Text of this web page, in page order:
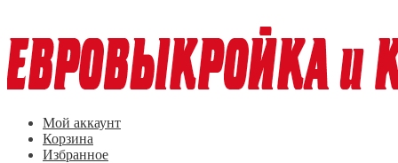
к
навигации
к
содержимому
Мой аккаунт
Корзина
Избранное